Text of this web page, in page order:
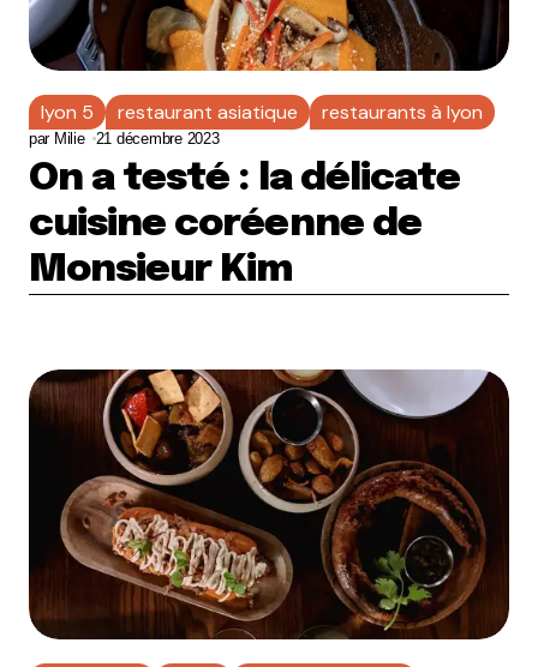
lyon 5 restaurant asiatique restaurants à lyon
par Milie 21 décembre 2023
On a testé : la délicate
cuisine coréenne de
Monsieur Kim